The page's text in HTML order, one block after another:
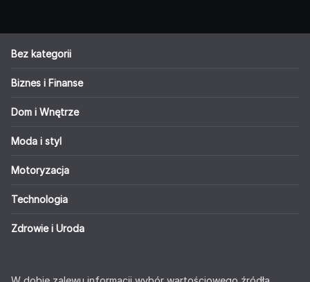
Bez kategorii
Biznes i Finanse
Dom i Wnętrze
Moda i styl
Motoryzacja
Technologia
Zdrowie i Uroda